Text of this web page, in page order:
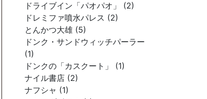
ドライブイン「パオパオ」 (2)
ドレミファ噴水パレス (2)
とんかつ大雄 (5)
ドンク・サンドウィッチパーラー
(1)
ドンクの「カスクート」 (1)
ナイル書店 (2)
ナフシャ (1)